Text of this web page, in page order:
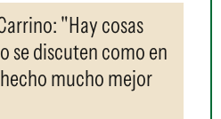
"Hay cosas
se discuten como en
mucho mejor